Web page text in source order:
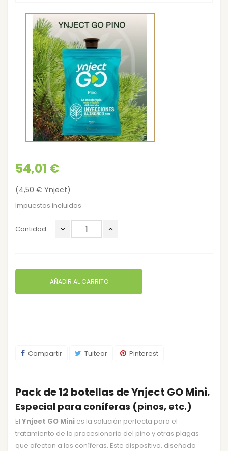
54,01 €
(4,50 € Ynject)
Impuestos incluidos
Cantidad
AÑADIR AL CARRITO
Compartir Tuitear Pinterest
Pack de 12 botellas de Ynject GO Mini.
Especial para coníferas (pinos, etc.)
El Ynject GO Mini es la solución perfecta para el
tratamiento de la procesionaria del pino y otras plagas
que afectan a las coníferas. Este dispositivo, diseñado